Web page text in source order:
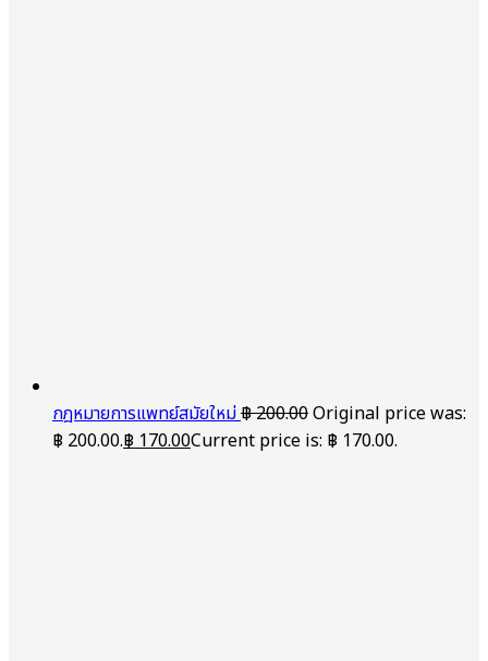
กฎหมายการแพทย์สมัยใหม่฿200.00Original price was:
฿ 200.00.฿170.00Current price is: ฿ 170.00.